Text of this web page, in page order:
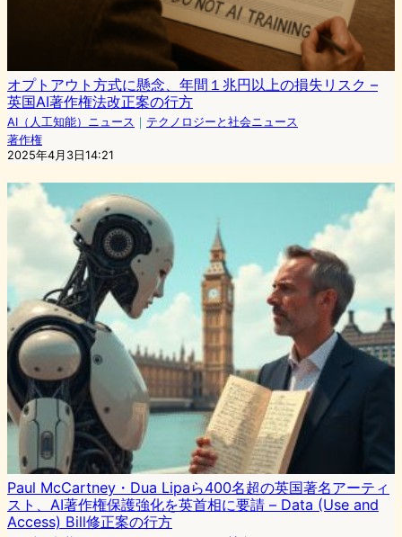
オプトアウト方式に懸念、年間１兆円以上の損失リスク –
英国AI著作権法改正案の行方
AI（人工知能）ニュース ｜ テクノロジーと社会ニュース
著作権
2025年4月3日14:21
Paul McCartney・Dua Lipaら400名超の英国著名アーティ
スト、AI著作権保護強化を英首相に要請 – Data (Use and
Access) Bill修正案の行方